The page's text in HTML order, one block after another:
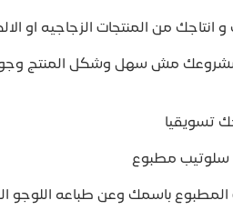
من المنتجات الزجاجيه او
مش سهل وشكل المنتج
تسويقيا
سلوتيب مطبوع
المطبوع باسمك وعن طباعه اللوجو